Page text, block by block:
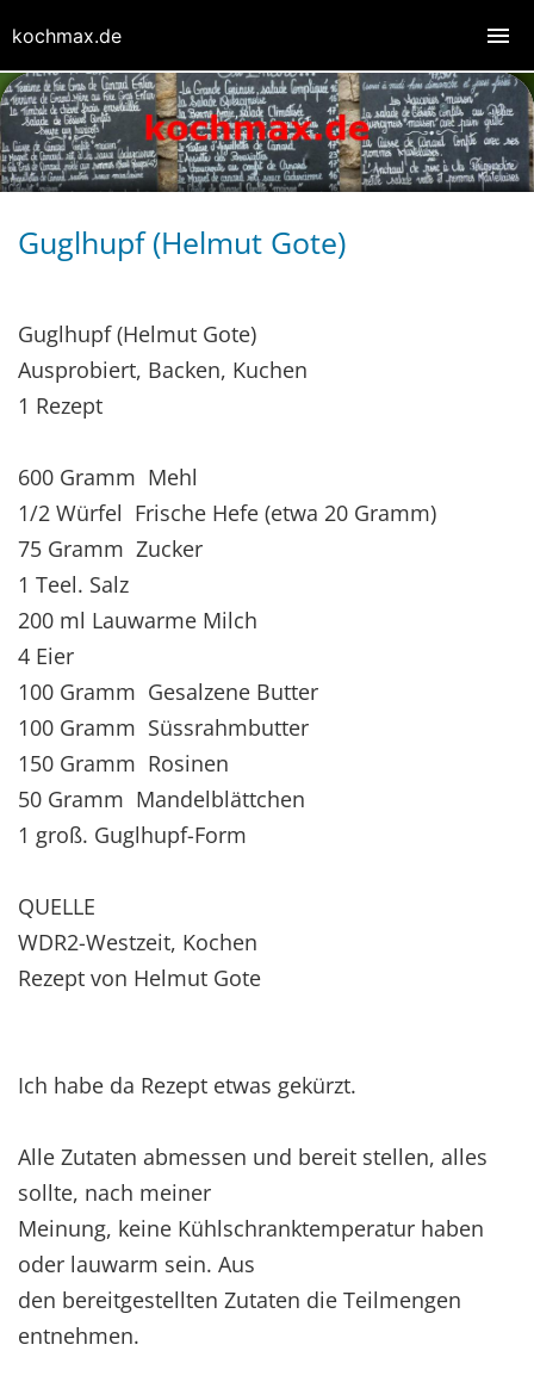
Guglhupf (Helmut Gote)
Guglhupf (Helmut Gote)
Ausprobiert, Backen, Kuchen
1 Rezept
600 Gramm Mehl
1/2 Würfel Frische Hefe (etwa 20 Gramm)
75 Gramm Zucker
1 Teel. Salz
200 ml Lauwarme Milch
4 Eier
100 Gramm Gesalzene Butter
100 Gramm Süssrahmbutter
150 Gramm Rosinen
50 Gramm Mandelblättchen
1 groß. Guglhupf-Form
QUELLE
WDR2-Westzeit, Kochen
Rezept von Helmut Gote
Ich habe da Rezept etwas gekürzt.
Alle Zutaten abmessen und bereit stellen, alles
sollte, nach meiner
Meinung, keine Kühlschranktemperatur haben
oder lauwarm sein. Aus
den bereitgestellten Zutaten die Teilmengen
entnehmen.
kochmax.de